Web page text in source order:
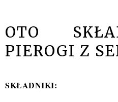
OTO
PIEROGI Z
SKŁADNIKI: